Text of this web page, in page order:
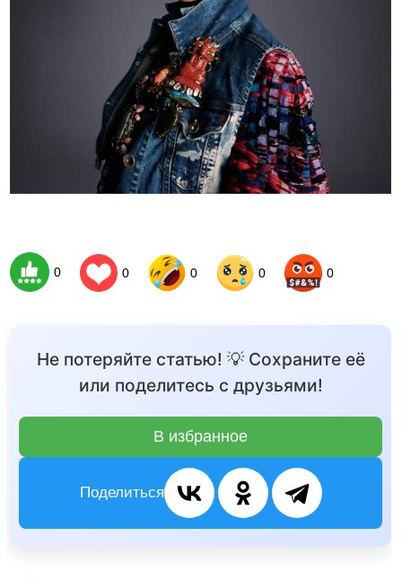
0 0 0 0 0
Не потеряйте статью! 💡 Сохраните её
или поделитесь с друзьями!
В избранное
Поделиться